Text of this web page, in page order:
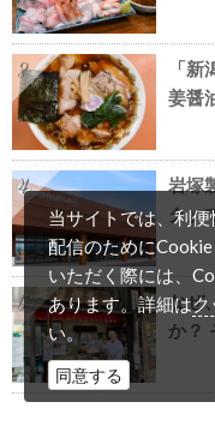
3
「
姜醤
4
岩塚
ク」
5
なぜ
か？
当サイトでは、利
配信のために
いただく際には、
あります。詳細はク
い。
同意する